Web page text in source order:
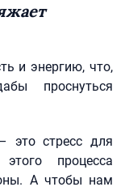
и энергию, что,
проснуться
это стресс для
процесса
А чтобы нам